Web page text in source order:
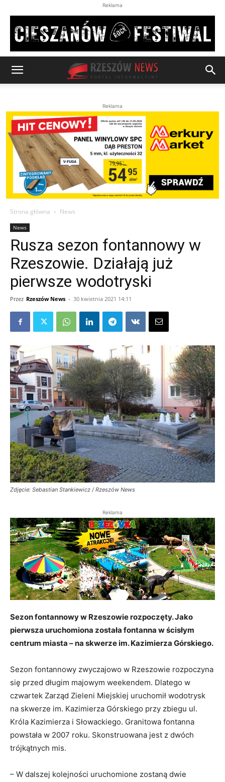
Reklama
Reklama
Strona główna News
News
Rusza sezon fontannowy w
Rzeszowie. Działają już
pierwsze wodotryski
Przez Rzeszów News - 30 kwietnia 2021 14:11
Zdjęcie: Sebastian Stankiewicz / Rzeszów News
Reklama
Sezon fontannowy w Rzeszowie rozpoczęty. Jako
pierwsza uruchomiona została fontanna w ścisłym
centrum miasta – na skwerze im. Kazimierza Górskiego.
Sezon fontannowy zwyczajowo w Rzeszowie rozpoczyna
się przed długim majowym weekendem. Dlatego w
czwartek Zarząd Zieleni Miejskiej uruchomił wodotrysk
na skwerze im. Kazimierza Górskiego przy zbiegu ul.
Króla Kazimierza i Słowackiego. Granitowa fontanna
powstała w 2007 roku. Skonstruowana jest z dwóch
trójkątnych mis.
– W dalszej kolejności uruchomione zostaną dwie